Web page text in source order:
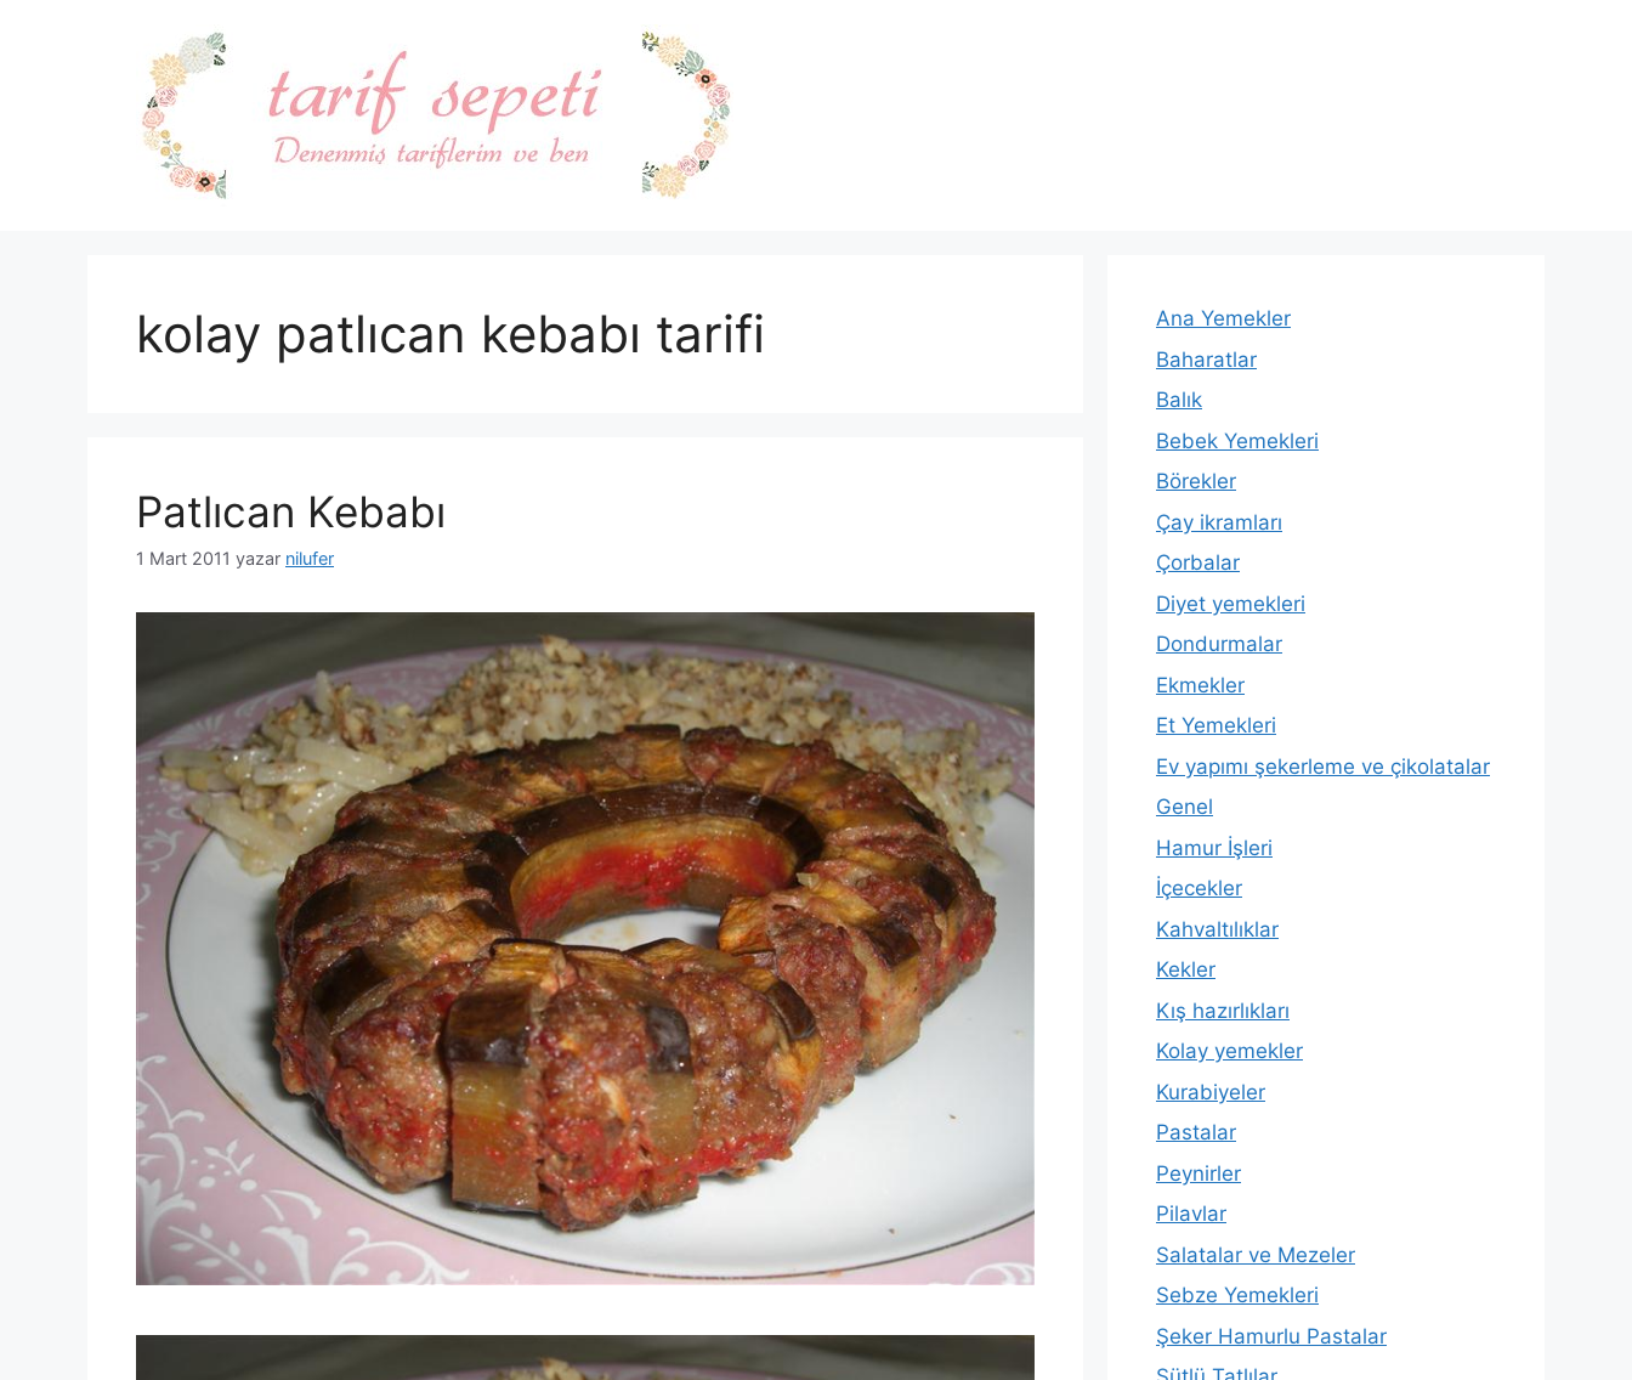
kolay patlıcan kebabı tarifi
Patlıcan Kebabı
1 Mart 2011 yazar nilufer
Ana Yemekler
Baharatlar
Balık
Bebek Yemekleri
Börekler
Çay ikramları
Çorbalar
Diyet yemekleri
Dondurmalar
Ekmekler
Et Yemekleri
Ev yapımı şekerleme ve çikolatalar
Genel
Hamur İşleri
İçecekler
Kahvaltılıklar
Kekler
Kış hazırlıkları
Kolay yemekler
Kurabiyeler
Pastalar
Peynirler
Pilavlar
Salatalar ve Mezeler
Sebze Yemekleri
Şeker Hamurlu Pastalar